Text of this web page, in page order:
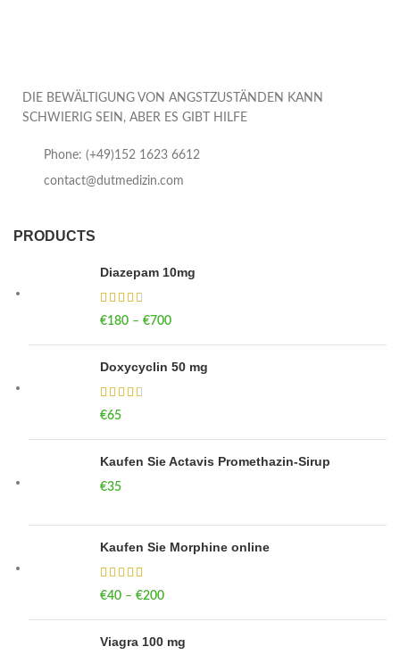
DIE BEWÄLTIGUNG VON ANGSTZUSTÄNDEN KANN
SCHWIERIG SEIN, ABER ES GIBT HILFE
Phone: (+49)152 1623 6612
contact@dutmedizin.com
PRODUCTS
Diazepam 10mg
€180 – €700
Doxycyclin 50 mg
€65
Kaufen Sie Actavis Promethazin-Sirup
€35
Kaufen Sie Morphine online
€40 – €200
Viagra 100 mg